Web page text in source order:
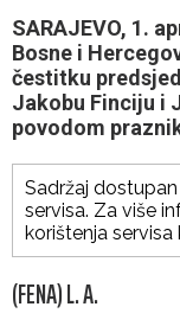
SARAJEVO, 1.
Bosne i
čestitku
Jakobu Finciju i
povodom
Sadržaj dostupan
servisa. Za više
korištenja
(FENA) L. A.